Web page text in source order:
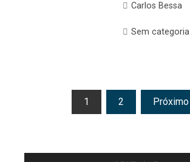
Carlos Bessa
Sem categoria
Paginação
posts
1 2 Próximo